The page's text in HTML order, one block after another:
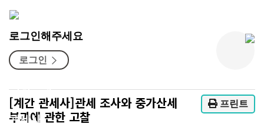
로그인해주세요
로그인
지회소개
관세사
공지사항 경조사
프린트
[계간 관세사]관세 조사와 중가산세
부과에 관한 고찰